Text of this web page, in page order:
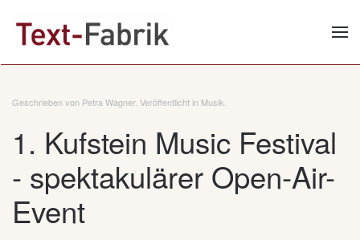
Zum Hauptinhalt springen
Geschrieben von Petra Wagner. Veröffentlicht in Musik
1. Kufstein Music Festival
- spektakulärer Open-Air-
Event